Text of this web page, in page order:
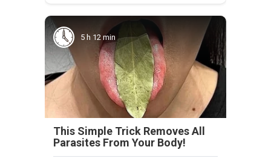
5 h 12 min
This Simple Trick Removes All
Parasites From Your Body!